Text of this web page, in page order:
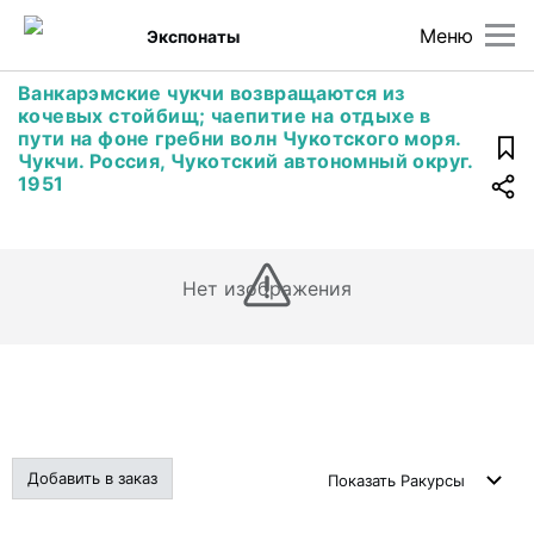
Меню
Экспонаты
Ванкарэмские чукчи возвращаются из
кочевых стойбищ; чаепитие на отдыхе в
пути на фоне гребни волн Чукотского моря.
Чукчи. Россия, Чукотский автономный округ.
1951
Нет изображения
Добавить в заказ Показать Ракурсы